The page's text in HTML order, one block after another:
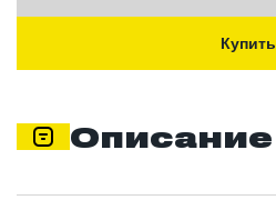
Купить
Описание